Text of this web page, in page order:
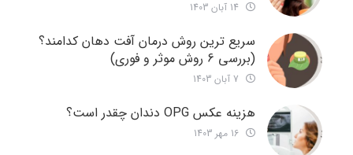
سریع ترین روش درمان آفت دهان کدامند؟
(بررسی 6 روش موثر و فوری)
هزینه عکس OPG دندان چقدر است؟